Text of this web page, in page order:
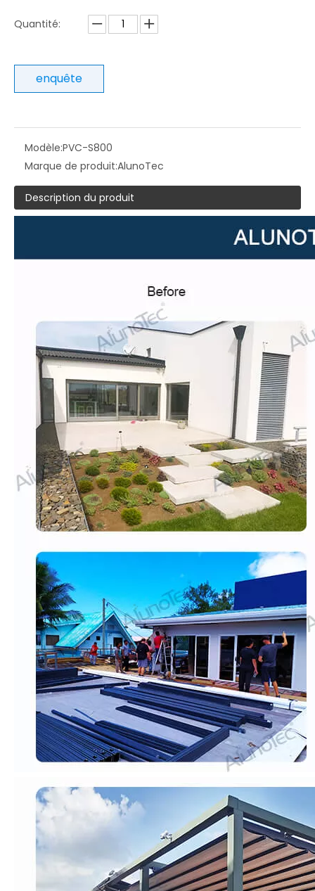
Quantité:
enquête
Modèle:PVC-S800
Marque de produit:AlunoTec
Description du produit